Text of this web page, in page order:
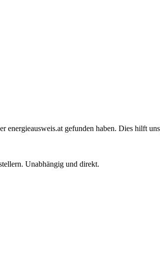
energieausweis.at gefunden haben. Dies hilft
Unabhängig und direkt.